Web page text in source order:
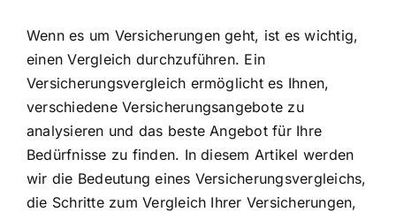
Wenn es um Versicherungen geht, ist es wichtig,
einen Vergleich durchzuführen. Ein
Versicherungsvergleich ermöglicht es Ihnen,
verschiedene Versicherungsangebote zu
analysieren und das beste Angebot für Ihre
Bedürfnisse zu finden. In diesem Artikel werden
wir die Bedeutung eines Versicherungsvergleichs,
die Schritte zum Vergleich Ihrer Versicherungen,